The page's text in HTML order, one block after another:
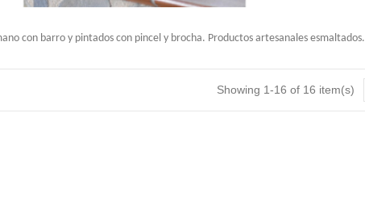
con barro y pintados con pincel y brocha. Productos artesanales esmaltados.
Showing 1-16 of 16 item(s)